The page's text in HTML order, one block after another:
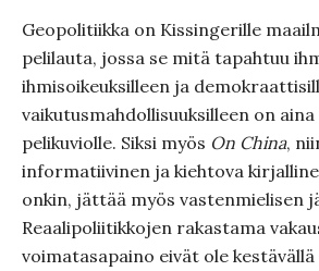
Geopolitiikka on Kissingerille
pelilauta, jossa se mitä tapahtuu
ihmisoikeuksilleen ja
vaikutusmahdollisuuksilleen on
pelikuviolle. Siksi myös On China,
informatiivinen ja kiehtova
onkin, jättää myös vastenmielisen
Reaalipoliitikkojen rakastama
voimatasapaino eivät ole